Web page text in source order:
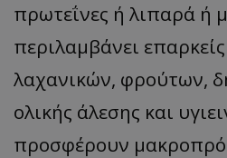
πρωτεΐνες ή λιπαρά ή
περιλαμβάνει
λαχανικών, φρούτων,
ολικής άλεσης και
προσφέρουν